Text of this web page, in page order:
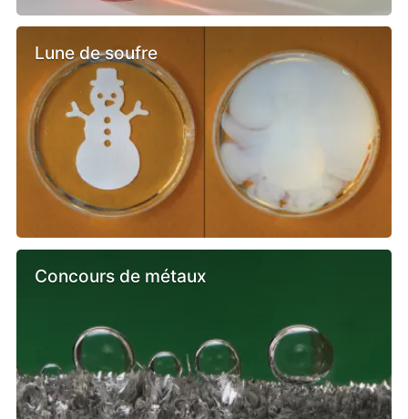
Lune de soufre
Concours de métaux